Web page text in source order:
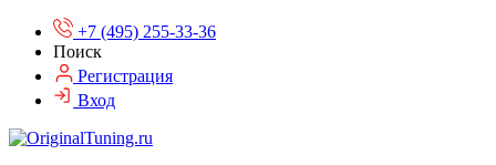
+7 (495) 255-33-36
Поиск
Регистрация
Вход